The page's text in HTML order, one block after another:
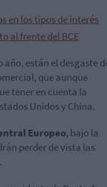
en los tipos de interés
al frente del BCE
están el desgaste
que aunque
tener en cuenta la
Unidos y China.
Europeo, bajo la
perder de vista las